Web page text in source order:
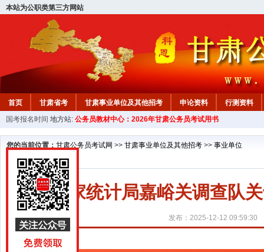
本站为公职类第三方网站
首页 甘肃省考 甘肃事业单位及其他招考 申论资料
行测资料
国考报名时间 地方站: 公务员教材中心：2026年甘肃公务员考试用书
您的当前位置： 甘肃公务员考试网 >> 甘肃事业单位及其他招考 >> 事业单位
国家统计局嘉峪关调查队
发布：2025-12-12 09:59:30